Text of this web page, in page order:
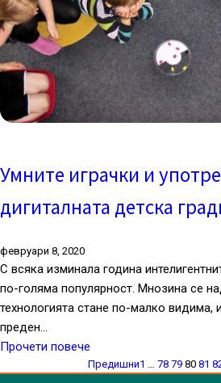
Умните играчки и
дигиталната детска
февруари 8, 2020
С всяка изминала година
по-голяма популярност. Мнозина се
технологията стане по-малко видима,
преден…
Прочети повече
Предишни1 78 79 80 81